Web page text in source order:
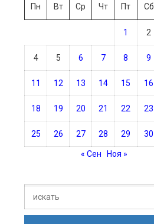
Пн
Вт Ср Чт Пт Сб
1 2
4 5 6 7 8 9
11 12 13 14 15 16
18 19 20 21 22 23
25 26 27 28 29 30
« Сен Ноя »